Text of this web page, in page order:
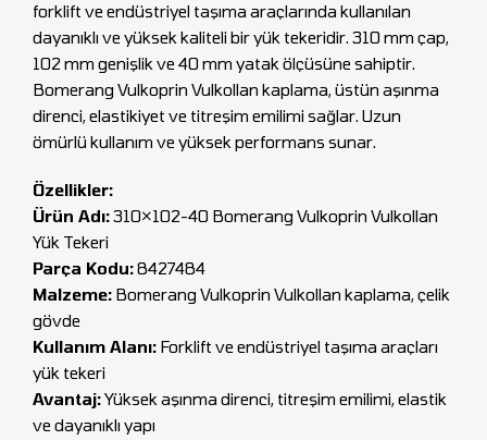
forklift ve endüstriyel taşıma araçlarında kullanılan
dayanıklı ve yüksek kaliteli bir yük tekeridir. 310 mm çap,
102 mm genişlik ve 40 mm yatak ölçüsüne sahiptir.
Bomerang Vulkoprin Vulkollan kaplama, üstün aşınma
direnci, elastikiyet ve titreşim emilimi sağlar. Uzun
ömürlü kullanım ve yüksek performans sunar.
Özellikler:
Ürün Adı:310×102-40 Bomerang Vulkoprin Vulkollan
Yük Tekeri
Parça Kodu:8427484
Malzeme: Bomerang Vulkoprin Vulkollan kaplama, çelik
gövde
Kullanım Alanı: Forklift ve endüstriyel taşıma araçları
yük tekeri
Avantaj:Yüksek aşınma direnci, titreşim emilimi, elastik
ve dayanıklı yapı